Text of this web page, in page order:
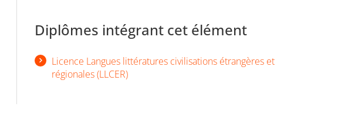
Diplômes intégrant cet élément
Licence Langues littératures civilisations étrangères et
régionales (LLCER)